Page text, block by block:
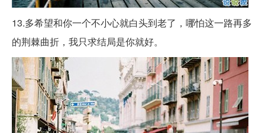
13.多希望和你一个不小心就白头到老了，哪怕这一路再多
的荆棘曲折，我只求结局是你就好。